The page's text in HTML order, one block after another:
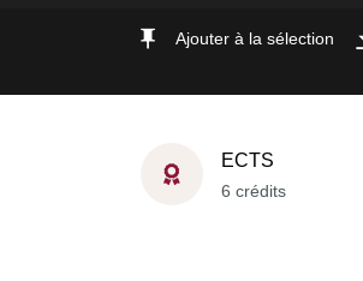
Ajouter à la sélection
ECTS
6 crédits